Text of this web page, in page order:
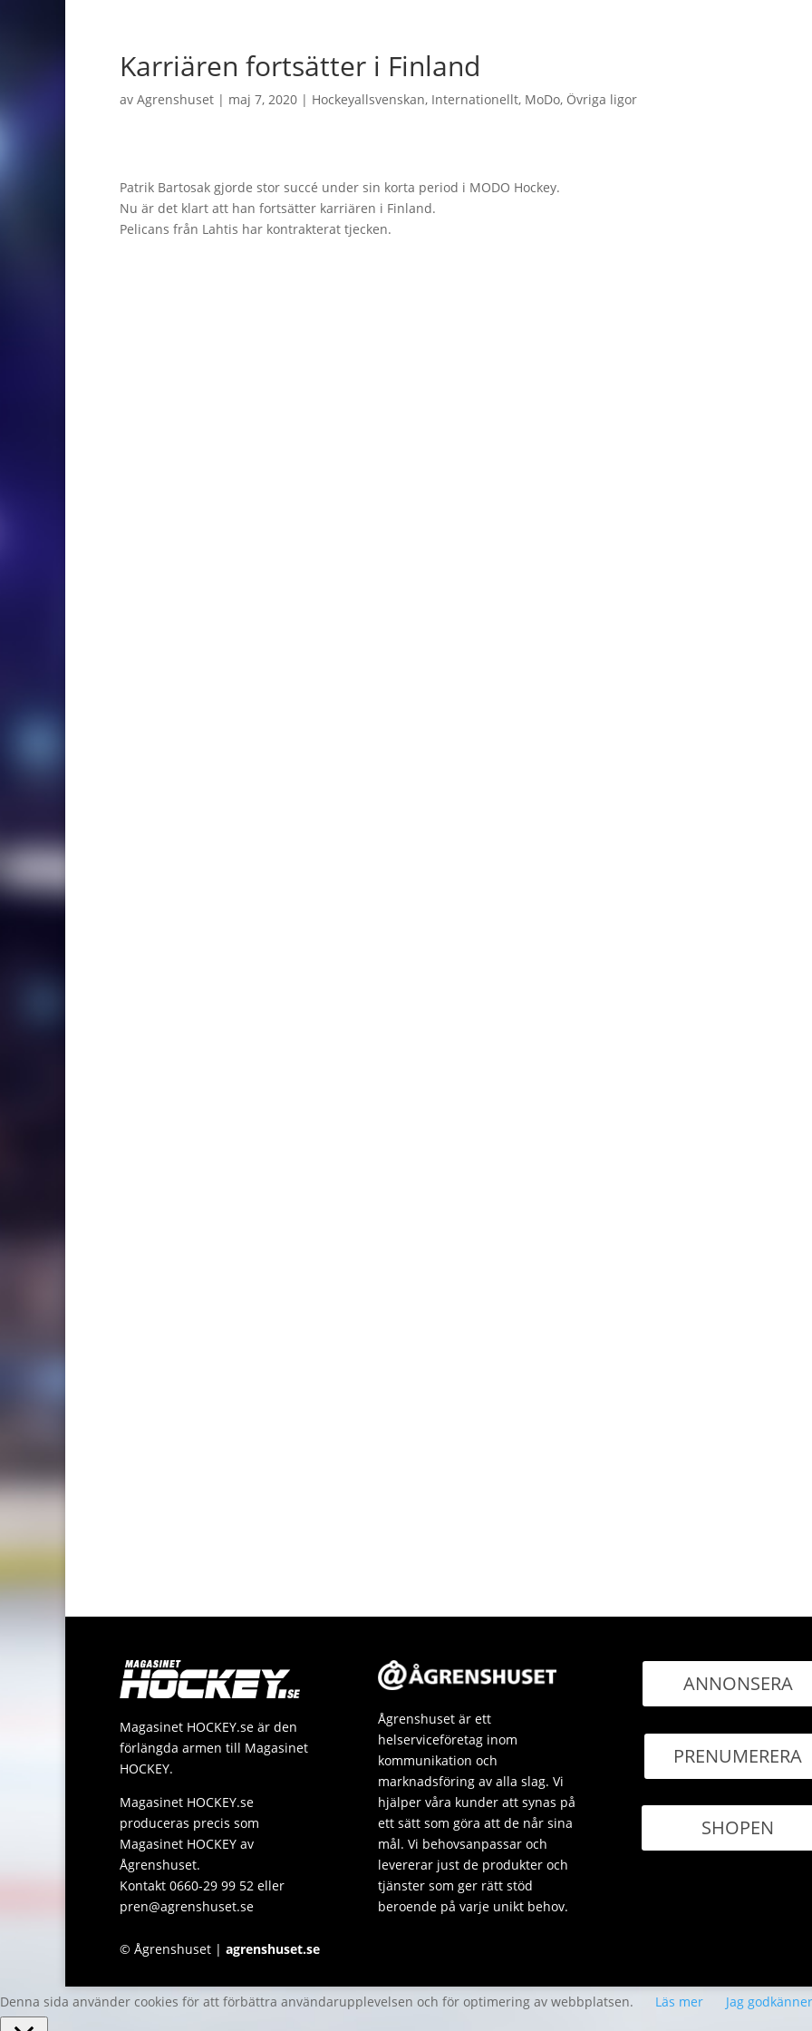
Karriären fortsätter i Finland
av Agrenshuset | maj 7, 2020 | Hockeyallsvenskan, Internationellt, MoDo, Övriga ligor
Patrik Bartosak gjorde stor succé under sin korta period i MODO Hockey.
Nu är det klart att han fortsätter karriären i Finland.
Pelicans från Lahtis har kontrakterat tjecken.
Magasinet HOCKEY.se är den
förlängda armen till Magasinet
HOCKEY.
Magasinet HOCKEY.se
produceras precis som
Magasinet HOCKEY av
Ågrenshuset.
Kontakt 0660-29 99 52 eller
pren@agrenshuset.se
Ågrenshuset är ett
helserviceföretag inom
kommunikation och
marknadsföring av alla slag. Vi
hjälper våra kunder att synas på
ett sätt som göra att de når sina
mål. Vi behovsanpassar och
levererar just de produkter och
tjänster som ger rätt stöd
beroende på varje unikt behov.
ANNONSERA
PRENUMERERA
SHOPEN
© Ågrenshuset | agrenshuset.se
Denna sida använder cookies för att förbättra användarupplevelsen och för optimering av webbplatsen. Läs mer Jag godkänner